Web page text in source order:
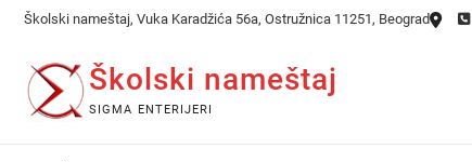
Skip
content
Školski nameštaj, Vuka Karadžića 56a, Ostružnica 11251, Beograd
Školski nameštaj
SIGMA ENTERIJERI